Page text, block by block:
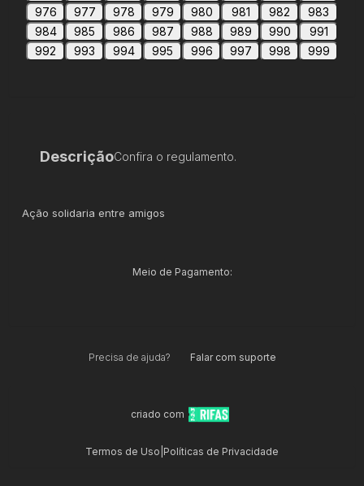
976
977 978 979 980 981 982
983
984
985 986 987 988 989 990
991
992
993 994 995 996 997 998 999
DescriçãoConfira o regulamento.
Ação solidaria entre amigos
Meio de Pagamento:
Precisa de ajuda? Falar com suporte
criado com
Termos de Uso Políticas de Privacidade